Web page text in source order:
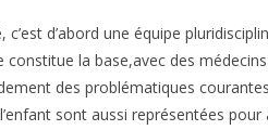
c’est d’abord une équipe
constitue la base,avec des
des problématiques
sont aussi représentées